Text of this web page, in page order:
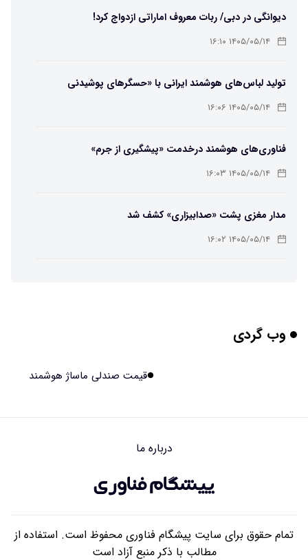
دیوانگی در دبی/ ربات معروف اماراتی ازدواج کرد!
۱۴۰۵/۰۵/۱۴ ۱۶:۱۰
تولید لباس‌های هوشمند ایرانی با «حسگرهای پوشیدنی
کریگامی»
۱۴۰۵/۰۵/۱۴ ۱۶:۰۶
فناوری‌های هوشمند درخدمت «پیشگیری از جرم»
۱۴۰۵/۰۵/۱۴ ۱۶:۰۳
مدار مغزی پشت «صدابیزاری» کشف شد
۱۴۰۵/۰۵/۱۴ ۱۶:۰۲
هوش مصنوعی جدید، انسان از آب درآمد!
تأثیر پنهانی داروهای جدید لاغری بر چشم‌ها!
وب گردی
قیمت صندلی ماساژ هوشمند
درباره ما
تمام حقوق برای سایت پیشگام فناوری محفوظ است. استفاده از
مطالب با ذکر منبع آزاد است